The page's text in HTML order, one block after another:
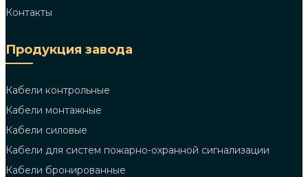
Контакты
Продукция завода
Кабели контрольные
Кабели монтажные
Кабели силовые
Кабели для систем пожарно-охранной сигнализации
Кабели бронированные